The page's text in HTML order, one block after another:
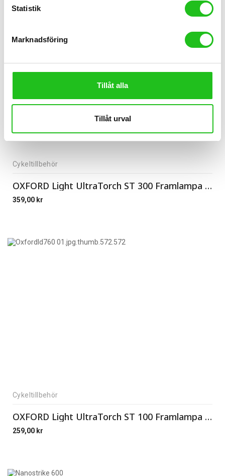
Statistik
Marknadsföring
Tillåt alla
Tillåt urval
Cykeltillbehör
OXFORD Light UltraTorch ST 300 Framlampa 300 L
359,00 kr
Cykeltillbehör
OXFORD Light UltraTorch ST 100 Framlampa 100 L
259,00 kr